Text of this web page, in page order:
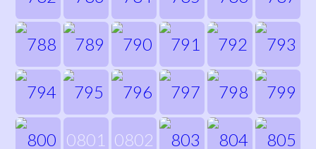
0801 0802